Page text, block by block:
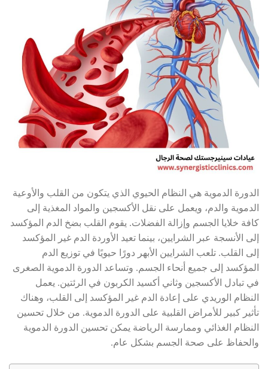
الدورة الدموية هي النظام الحيوي الذي يتكون من القلب والأوعية
الدموية والدم، ويعمل على نقل الأكسجين والمواد المغذية إلى
كافة خلايا الجسم وإزالة الفضلات. يقوم القلب بضخ الدم المؤكسد
إلى الأنسجة عبر الشرايين، بينما تعيد الأوردة الدم غير المؤكسد
إلى القلب. تلعب الشرايين الأبهر دورًا حيويًا في توزيع الدم
المؤكسد إلى جميع أنحاء الجسم. وتساعد الدورة الدموية الصغرى
في تبادل الأكسجين وثاني أكسيد الكربون في الرئتين. يعمل
النظام الوريدي على إعادة الدم غير المؤكسد إلى القلب، وهناك
تأثير كبير للأمراض القلبية على الدورة الدموية. من خلال تحسين
النظام الغذائي وممارسة الرياضة يمكن تحسين الدورة الدموية
والحفاظ على صحة الجسم بشكل عام.